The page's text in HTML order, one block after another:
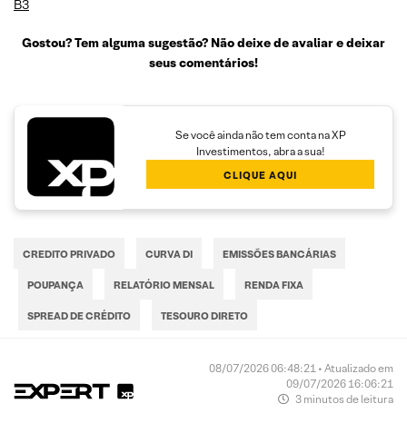
B3
Gostou? Tem alguma sugestão? Não deixe de avaliar e deixar
seus comentários!
Se você ainda não tem conta na XP
Investimentos, abra a sua!
CLIQUE AQUI
CREDITO PRIVADO CURVA DI EMISSÕES BANCÁRIAS
POUPANÇA RELATÓRIO MENSAL RENDA FIXA
SPREAD DE CRÉDITO TESOURO DIRETO
08/07/2026 06:48:21 • Atualizado em
09/07/2026 16:06:21
3 minutos de leitura